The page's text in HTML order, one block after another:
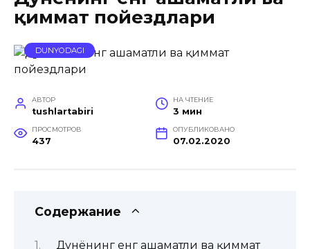
қиммат пойездлари
DUNYODAGI
АВТОР
tushlartabiri
НА ЧТЕНИЕ
3 мин
ПРОСМОТРОВ
437
ОПУБЛИКОВАНО
07.02.2020
Содержание
Дунёнинг енг ҳашаматли ва қиммат